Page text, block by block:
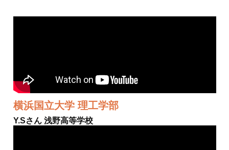
横浜国立大学 理工学部
Y.Sさん 浅野高等学校